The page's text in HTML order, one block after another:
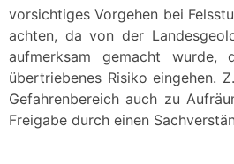
vorsichtiges Vorgehen bei
achten, da von der
aufmerksam gemacht wurde,
übertriebenes Risiko eingehen.
Gefahrenbereich auch zu
Freigabe durch einen